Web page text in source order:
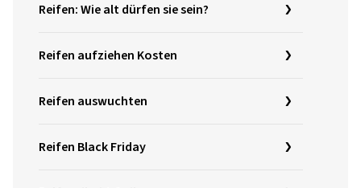
Reifen: Wie alt dürfen sie sein?
Reifen aufziehen Kosten
Reifen auswuchten
Reifen Black Friday